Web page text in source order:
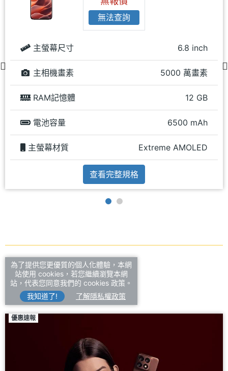
無法查詢
主螢幕尺寸 6.8 inch
主相機畫素 5000 萬畫素
RAM記憶體 12 GB
電池容量 6500 mAh
主螢幕材質 Extreme AMOLED
查看完整規格
相關新聞
優惠速報
為了提供您更優質的個人化體驗，本網
站使用 cookies，若您繼續瀏覽本網
站，代表您同意我們的 cookies 政策。
我知道了!
了解隱私權政策